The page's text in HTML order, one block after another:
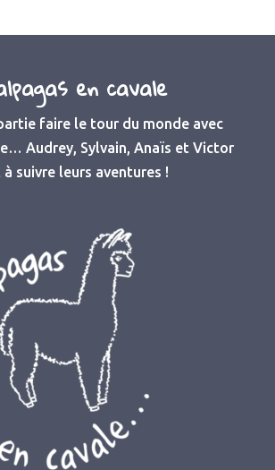
en cavale
faire le tour du monde avec
Audrey, Sylvain, Anaïs et Victor
suivre leurs aventures !